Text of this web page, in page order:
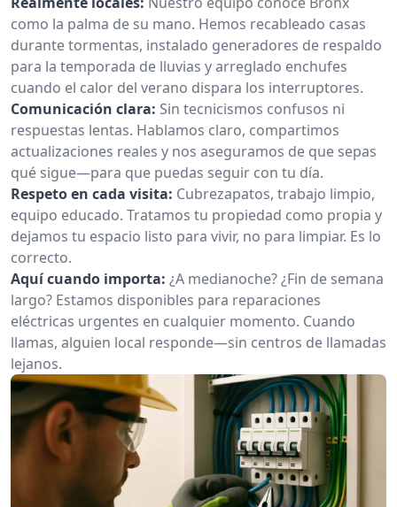
como la palma de su mano. Hemos recableado casas
durante tormentas, instalado generadores de respaldo
para la temporada de lluvias y arreglado enchufes
cuando el calor del verano dispara los interruptores.
Comunicación clara: Sin tecnicismos confusos ni
respuestas lentas. Hablamos claro, compartimos
actualizaciones reales y nos aseguramos de que sepas
qué sigue—para que puedas seguir con tu día.
Respeto en cada visita: Cubrezapatos, trabajo limpio,
equipo educado. Tratamos tu propiedad como propia y
dejamos tu espacio listo para vivir, no para limpiar. Es lo
correcto.
Aquí cuando importa: ¿A medianoche? ¿Fin de semana
largo? Estamos disponibles para reparaciones
eléctricas urgentes en cualquier momento. Cuando
llamas, alguien local responde—sin centros de llamadas
lejanos.